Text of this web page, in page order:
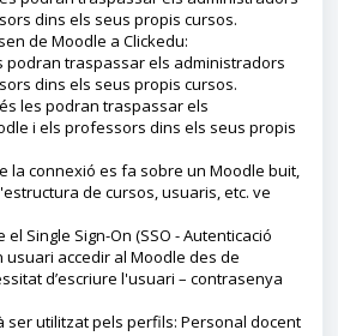
dins els seus propis cursos.
de Moodle a Clickedu:
podran traspassar els administradors
dins els seus propis cursos.
les podran traspassar els
i els professors dins els seus propis
la connexió es fa sobre un Moodle buit,
de cursos, usuaris, etc. ve
Single Sign-On (SSO - Autenticació
usuari accedir al Moodle des de
d’escriure l'usuari – contrasenya
ser utilitzat pels perfils: Personal docent